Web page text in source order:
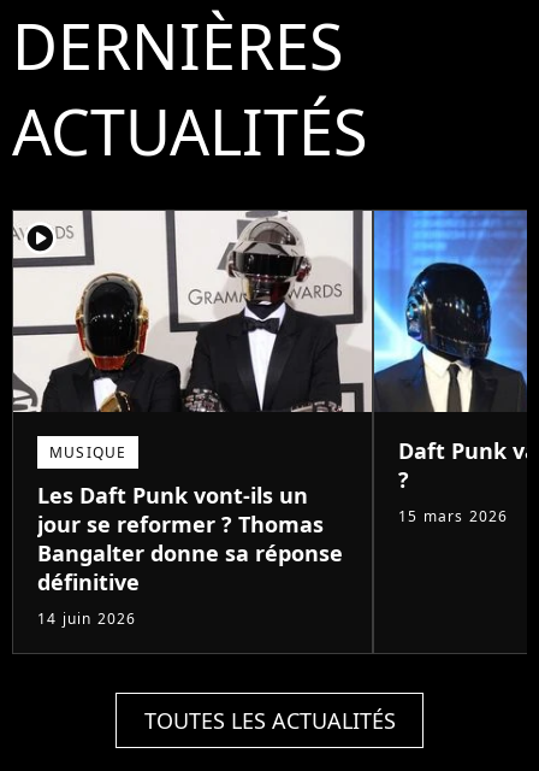
DERNIÈRES
ACTUALITÉS
player2
MUSIQUE
Les Daft Punk vont-ils un
jour se reformer ? Thomas
Bangalter donne sa réponse
définitive
14 juin 2026
Daft Punk
?
15 mars 2026
TOUTES LES ACTUALITÉS